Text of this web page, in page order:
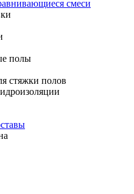
смеси
полы
стяжки полов